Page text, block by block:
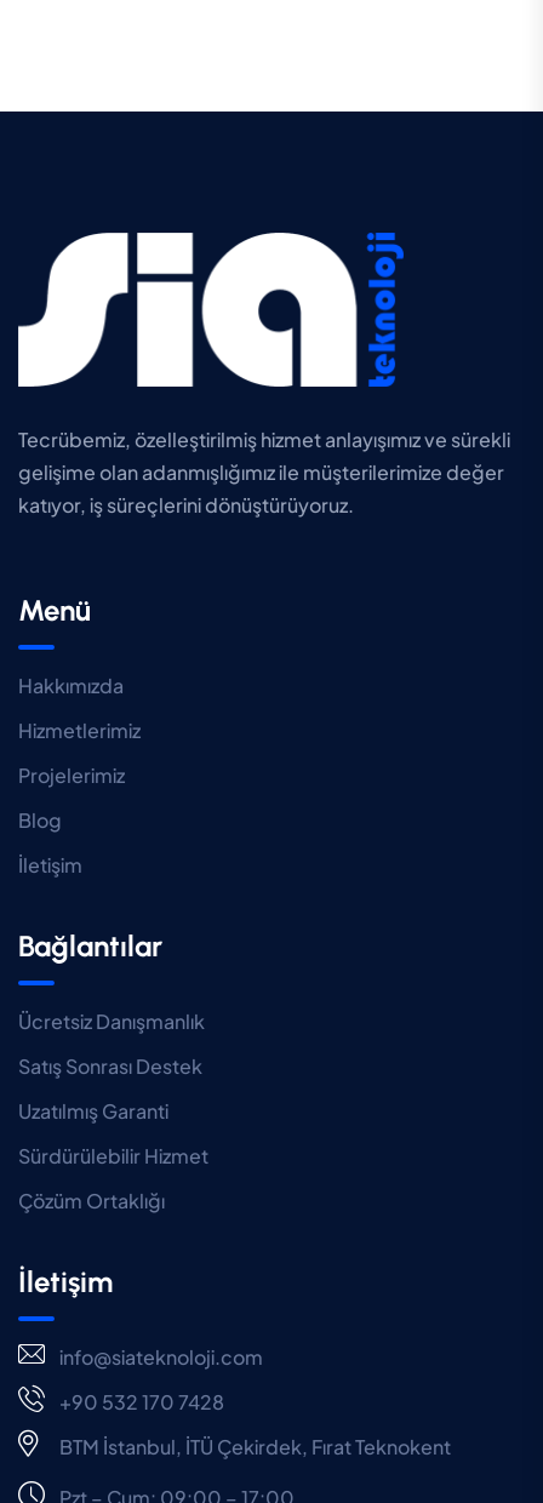
Tecrübemiz, özelleştirilmiş hizmet anlayışımız ve sürekli
gelişime olan adanmışlığımız ile müşterilerimize değer
katıyor, iş süreçlerini dönüştürüyoruz.
Menü
Hakkımızda
Hizmetlerimiz
Projelerimiz
Blog
İletişim
Bağlantılar
Ücretsiz Danışmanlık
Satış Sonrası Destek
Uzatılmış Garanti
Sürdürülebilir Hizmet
Çözüm Ortaklığı
İletişim
info@siateknoloji.com
+90 532 170 7428
BTM İstanbul, İTÜ Çekirdek, Fırat Teknokent
Pzt – Cum: 09:00 – 17:00